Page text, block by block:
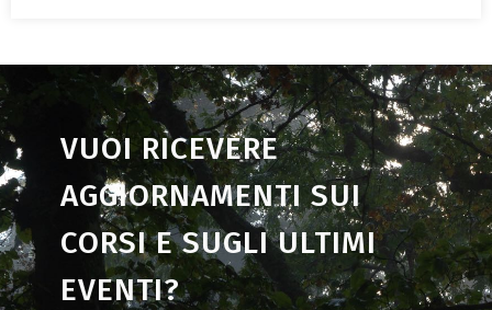
VUOI RICEVERE
AGGIORNAMENTI SUI
CORSI E SUGLI ULTIMI
EVENTI?